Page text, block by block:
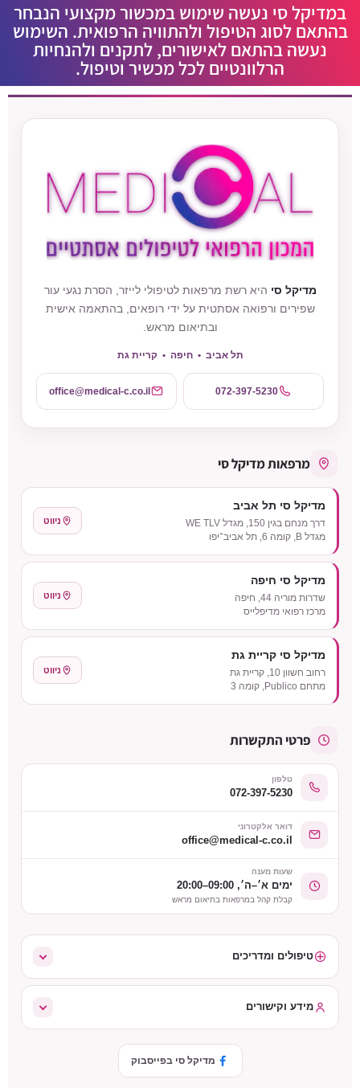
במדיקל סי נעשה שימוש במכשור מקצועי הנבחר
בהתאם לסוג הטיפול ולהתוויה הרפואית. השימוש
נעשה בהתאם לאישורים, לתקנים ולהנחיות
הרלוונטיים לכל מכשיר וטיפול.
מדיקל סיהיא רשת מרפאות לטיפולי לייזר, הסרת נגעי עור
שפירים ורפואה אסתטית על ידי רופאים, בהתאמה אישית
ובתיאום מראש.
תל אביב • חיפה • קריית גת
072-397-5230
office@medical-c.co.il
מרפאות מדיקל סי
מדיקל סי תל אביב
דרך מנחם בגין 150, מגדל WE TLV
מגדל B, קומה 6, תל אביב־יפו
ניווט
מדיקל סי חיפה
שדרות מוריה 44, חיפה
מרכז רפואי מדיפלייס
ניווט
מדיקל סי קריית גת
רחוב חשוון 10, קריית גת
מתחם Publico, קומה 3
ניווט
פרטי התקשרות
טלפון
072-397-5230
דואר אלקטרוני
office@medical-c.co.il
שעות מענה
ימים א׳–ה׳, 09:00–20:00
קבלת קהל במרפאות בתיאום מראש
טיפולים ומדריכים
מידע וקישורים
מדיקל סי בפייסבוק